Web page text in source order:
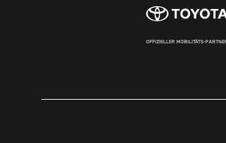
OFFIZIELLER MOBILITÄTS-